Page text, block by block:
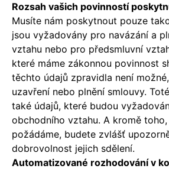
Rozsah vašich povinností
Musíte nám poskytnout pouze
jsou vyžadovány pro navázání a
vztahu nebo pro předsmluvní
které máme zákonnou povinnost
těchto údajů zpravidla není
uzavření nebo plnění smlouvy.
také údajů, které budou
obchodního vztahu. A kromě
požádáme, budete zvlášť
dobrovolnost jejich sdělení.
Automatizované rozhodování v